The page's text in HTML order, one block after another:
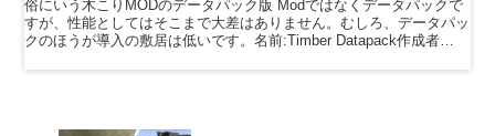
俗にいう木こりMODのデータパック版 Modではなくデータパックで
すが、性能としてはそこまで大差はありません。むしろ、データパッ
クのほうが導入の敷居は低いです。名前:Timber Datapack作成者